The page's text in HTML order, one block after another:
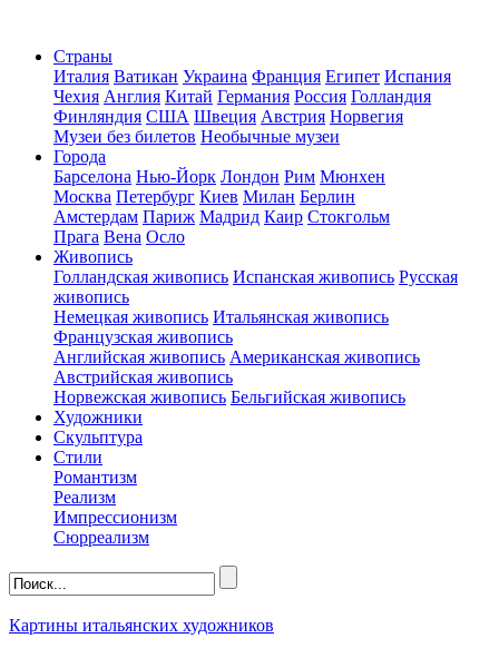
Страны
Италия Ватикан Украина Франция Египет Испания
Чехия Англия Китай Германия Россия Голландия
Финляндия США Швеция Австрия Норвегия
Музеи без билетов Необычные музеи
Города
Барселона Нью-Йорк Лондон Рим Мюнхен
Москва Петербург Киев Милан Берлин
Амстердам Париж Мадрид Каир Стокгольм
Прага Вена Осло
Живопись
Голландская живопись Испанская живопись Русская
живопись
Немецкая живопись Итальянская живопись
Французская живопись
Английская живопись Американская живопись
Австрийская живопись
Норвежская живопись Бельгийская живопись
Художники
Скульптура
Стили
Романтизм
Реализм
Импрессионизм
Сюрреализм
Картины итальянских художников